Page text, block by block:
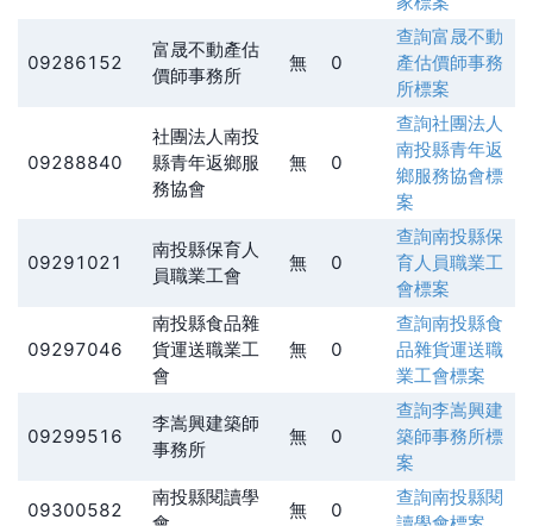
09286152
富晟不動產估
價師事務所
無 0
查詢富晟不動
產估價師事務
所標案
09288840
社團法人南投
縣青年返鄉服
務協會
無 0
查詢社團法人
南投縣青年返
鄉服務協會標
案
09291021
南投縣保育人
員職業工會
無 0
查詢南投縣保
育人員職業工
會標案
09297046
南投縣食品雜
貨運送職業工
會
無 0
查詢南投縣食
品雜貨運送職
業工會標案
09299516
李嵩興建築師
事務所
無 0
查詢李嵩興建
築師事務所標
案
09300582
南投縣閱讀學
無 0
查詢南投縣閱